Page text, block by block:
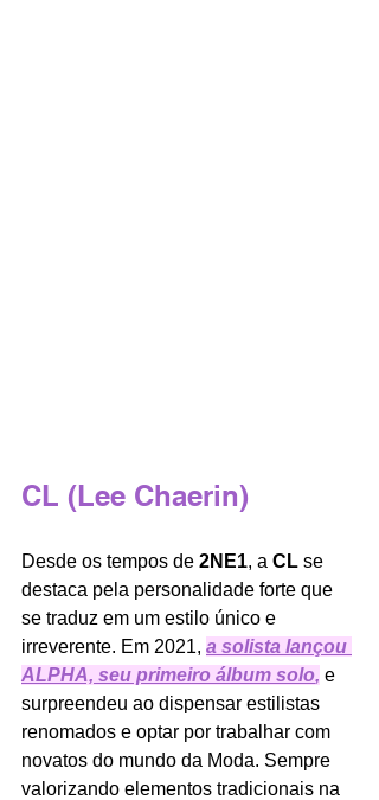
CL (Lee Chaerin)
Desde os tempos de 2NE1, a CL se
destaca pela personalidade forte que
se traduz em um estilo único e
irreverente. Em 2021, a solista lançou
ALPHA, seu primeiro álbum solo, e
surpreendeu ao dispensar estilistas
renomados e optar por trabalhar com
novatos do mundo da Moda. Sempre
valorizando elementos tradicionais na